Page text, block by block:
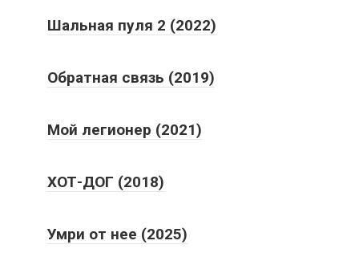
Шальная пуля 2 (2022)
Обратная связь (2019)
Мой легионер (2021)
ХОТ-ДОГ (2018)
Умри от нее (2025)